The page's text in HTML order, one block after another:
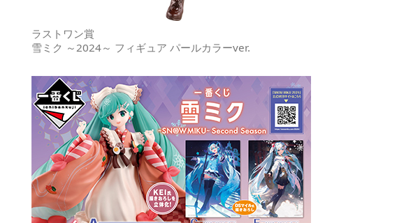
ラストワン賞
雪ミク ～2024～ フィギュア パールカラーver.